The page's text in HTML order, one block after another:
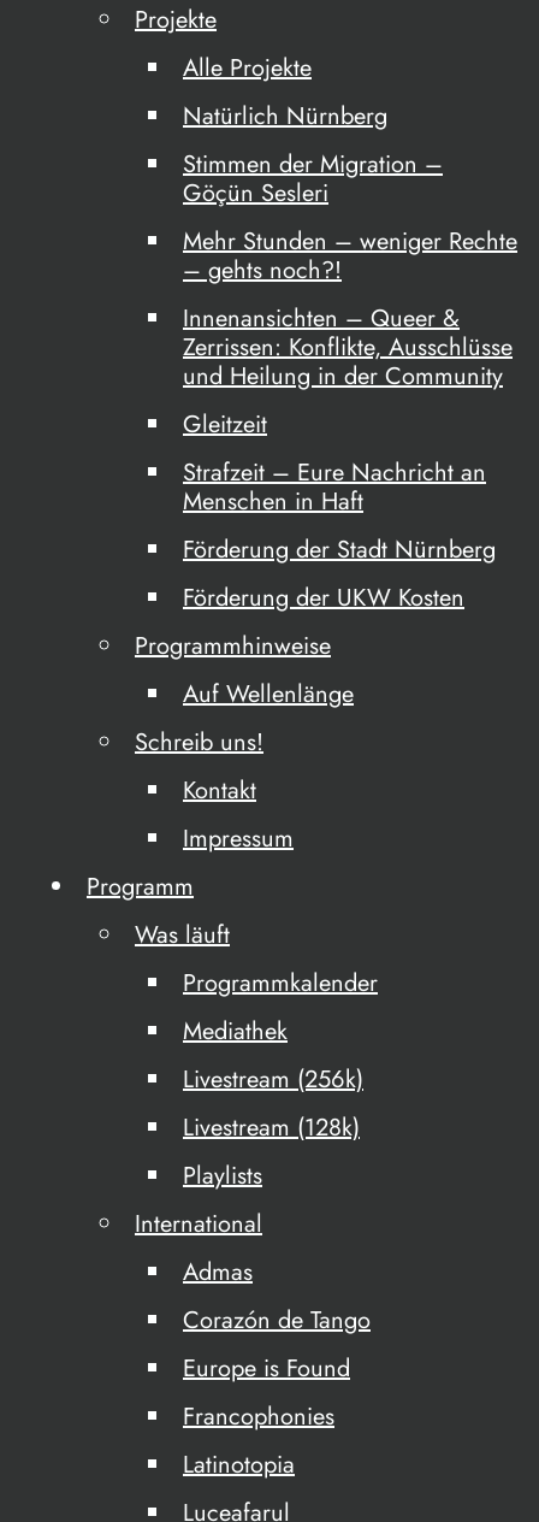
Projekte
Alle Projekte
Natürlich Nürnberg
Stimmen der Migration –
Göçün Sesleri
Mehr Stunden – weniger Rechte
– gehts noch?!
Innenansichten – Queer &
Zerrissen: Konflikte, Ausschlüsse
und Heilung in der Community
Gleitzeit
Strafzeit – Eure Nachricht an
Menschen in Haft
Förderung der Stadt Nürnberg
Förderung der UKW Kosten
Programmhinweise
Auf Wellenlänge
Schreib uns!
Kontakt
Impressum
Programm
Was läuft
Programmkalender
Mediathek
Livestream (256k)
Livestream (128k)
Playlists
International
Admas
Corazón de Tango
Europe is Found
Francophonies
Latinotopia
Luceafarul